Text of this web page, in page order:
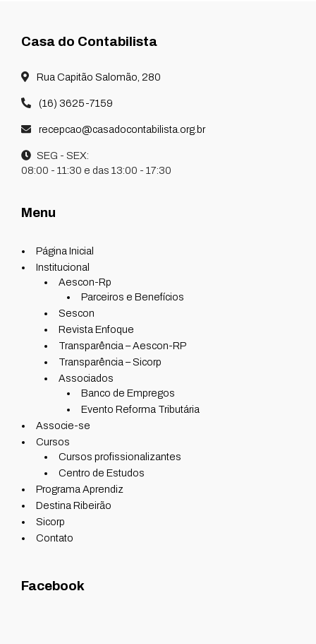
Casa do Contabilista
Rua Capitão Salomão, 280
(16) 3625-7159
recepcao@casadocontabilista.org.br
SEG - SEX:
08:00 - 11:30 e das 13:00 - 17:30
Menu
Página Inicial
Institucional
Aescon-Rp
Parceiros e Benefícios
Sescon
Revista Enfoque
Transparência – Aescon-RP
Transparência – Sicorp
Associados
Banco de Empregos
Evento Reforma Tributária
Associe-se
Cursos
Cursos profissionalizantes
Centro de Estudos
Programa Aprendiz
Destina Ribeirão
Sicorp
Contato
Facebook